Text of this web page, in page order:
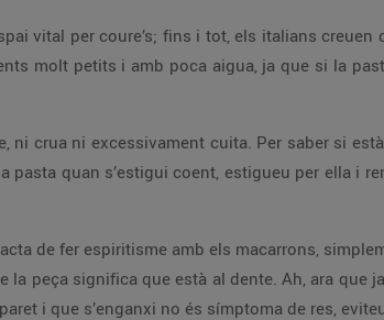
vital per coure’s; fins i tot, els italians creuen
molt petits i amb poca aigua, ja que si la
ni crua ni excessivament cuita. Per saber si
quan s’estigui coent, estigueu per ella i
de fer espiritisme amb els macarrons,
peça significa que està al dente. Ah, ara que
i que s’enganxi no és símptoma de res,